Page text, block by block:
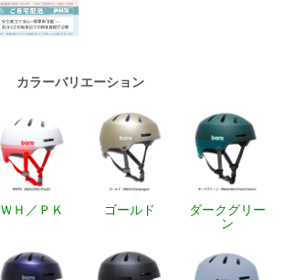
カラーバリエーション
ＷＨ／ＰＫ ゴールド
ダークグリー
ン